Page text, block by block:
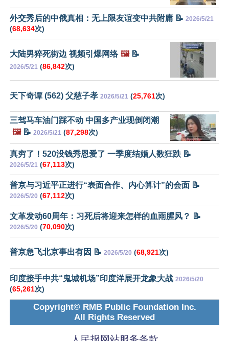
外交秀后的中俄真相：无上限友谊变中共附庸 📝 2026/5/21
(68,634次)
大陆男猝死街边 视频引爆网络 🖼️📝
2026/5/21 (86,842次)
天下奇谭 (562) 父慈子孝 2026/5/21 (25,761次)
三驾马车油门踩不动 中国多产业现倒闭潮
🖼️📝 2026/5/21 (87,298次)
真穷了！520没钱秀恩爱了 一季度结婚人数狂跌 📝
2026/5/21 (67,113次)
普京与习近平正进行“表面合作、内心算计”的会面 📝
2026/5/20 (67,112次)
文革发动60周年：习死后将迎来怎样的血雨腥风？ 📝
2026/5/20 (70,090次)
普京急飞北京事出有因 📝 2026/5/20 (68,921次)
印度接手中共“鬼城机场”印度洋展开龙象大战 2026/5/20
(65,261次)
Copyright© RMB Public Foundation Inc.
All Rights Reserved